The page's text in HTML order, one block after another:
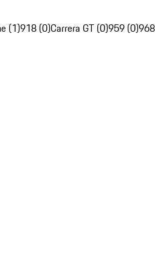
(1)918 (0)Carrera GT (0)959 (0)